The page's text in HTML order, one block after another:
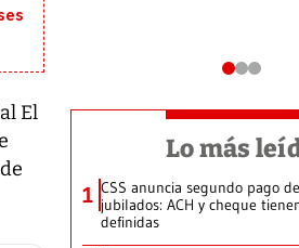
El
Lo más
1 CSS anuncia segundo pago
jubilados: ACH y cheque
definidas